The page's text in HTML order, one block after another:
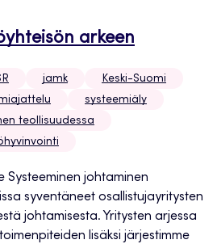
arkeen
jamk
Keski-Suomi
systeemiäly
teollisuudessa
Systeeminen johtaminen
syventäneet osallistujayritysten
johtamisesta. Yritysten arjessa
lisäksi järjestimme